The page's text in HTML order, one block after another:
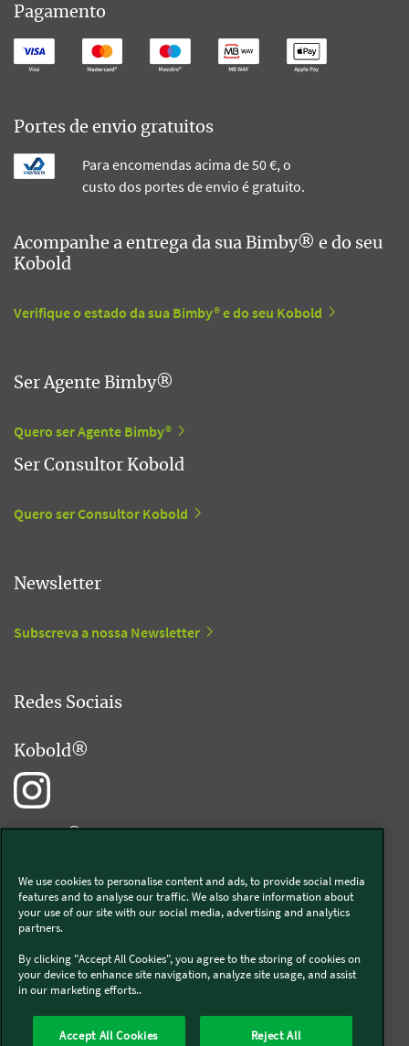
Pagamento
Portes de envio gratuitos
Para encomendas acima de 50 €, o
custo dos portes de envio é gratuito.
Acompanhe a entrega da sua Bimby® e do seu
Kobold
Verifique o estado da sua Bimby® e do seu Kobold
Ser Agente Bimby®
Quero ser Agente Bimby®
Ser Consultor Kobold
Quero ser Consultor Kobold
Newsletter
Subscreva a nossa Newsletter
Redes Sociais
Kobold®
Formulário de livre resolução
Resolução alternativas de litígios
We use cookies to personalise content and ads, to provide social media
features and to analyse our traffic. We also share information about
your use of our site with our social media, advertising and analytics
partners.
By clicking "Accept All Cookies", you agree to the storing of cookies on
your device to enhance site navigation, analyze site usage, and assist
in our marketing efforts..
Accept All Cookies Reject All